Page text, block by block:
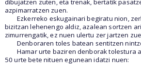
dibujatzen zuten, eta trenak, bertatik
azpimarratzen zuen.
Ezkerreko eskugainari begiratu nion,
bizitzan lehenengo aldiz, azalean sortzen
zimurrengatik, ez nuen ulertu zer jartzen
Denboraren toles batean sentitzen
Hamar urte baziren denborak tolestura
50 urte bete nituen egunean idatzi nuen: